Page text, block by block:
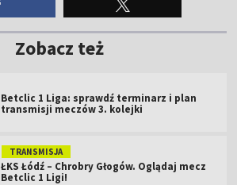
Zobacz też
Betclic 1 Liga: sprawdź terminarz i plan
transmisji meczów 3. kolejki
TRANSMISJA
ŁKS Łódź – Chrobry Głogów. Oglądaj mecz
Betclic 1 Ligi!